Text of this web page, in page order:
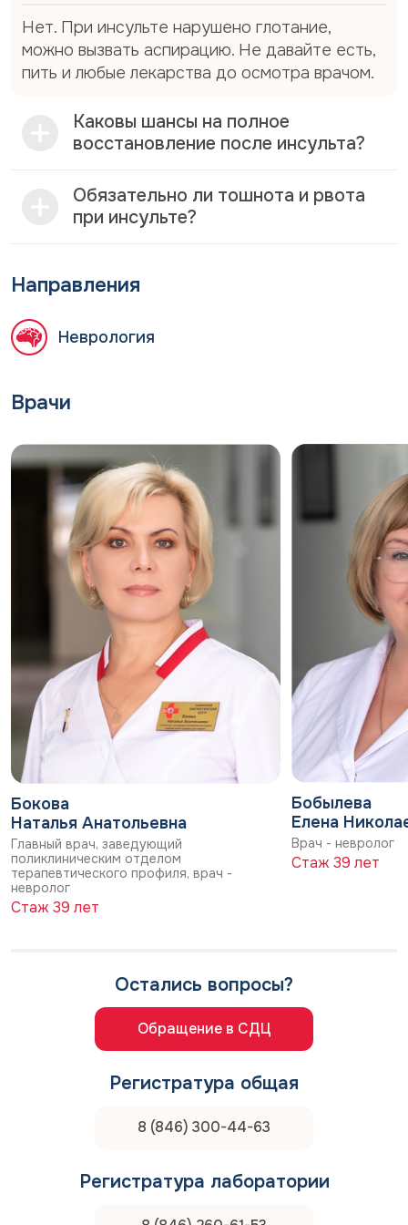
Терапевтическое окно: почему важна каждая
минута
доставки в стационар. Время от появления
первых симптомов до начала лечения называют
Тромболитическая терапия (ТЛТ). До 4,5
часов от начала симптомов Растворение
шансы на благоприятный исход
для отдельных пациентов При закупорке
крупных сосудов специальным инструментом
Доказательная база метода высокой
рекомендациях
Исследование DONE SYMPLE (2025) изучает
возможность эндоваскулярной терапии в
окне 6–72 часа после появления симптомов у
отобранных пациентов. Но пока «золотой
стандарт» — максимально ранняя
госпитализация.
Реабилитация после инсульта
Реабилитацию начинают, как только позволяет
состояние пациента — ранняя активизация
помогает восстанавливать нейронные связи.
Основные направления:
Физическая терапия (ЛФК). Восстановление
движений, равновесия, координации, ходьбы.
Индивидуальная программа с физическим
терапевтом, при отсутствии
противопоказаний — бассейн
Логопедия. Восстановление речи, понимания,
чтения и письма при афазии (нарушении
держать ложку, застегивать пуговицы,
пользоваться телефоном
Физиотерапия. Стимуляция мышц, снижение
спастичности, улучшение кровообращения
Полное восстановление может занять от
лучше, чем раньше начата комплексная
Профилактика инсульта
Нет. При инсульте нарушено глотание,
можно вызвать аспирацию. Не давайте есть,
пить и любые лекарства до осмотра врачом.
Каковы шансы на полное
восстановление после инсульта?
Обязательно ли тошнота и рвота
при инсульте?
Направления
Неврология
Врачи
Бокова
Наталья Анатольевна
Главный врач, заведующий
поликлиническим отделом
терапевтического профиля, врач -
невролог
Стаж 39 лет
Бобылева
Елена
Врач - невролог
Стаж 39 лет
Остались вопросы?
Обращение в СДЦ
Регистратура общая
8 (846) 300-44-63
Регистратура лаборатории